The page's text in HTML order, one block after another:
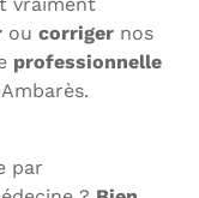
ou corrigernos
professionnelle
par